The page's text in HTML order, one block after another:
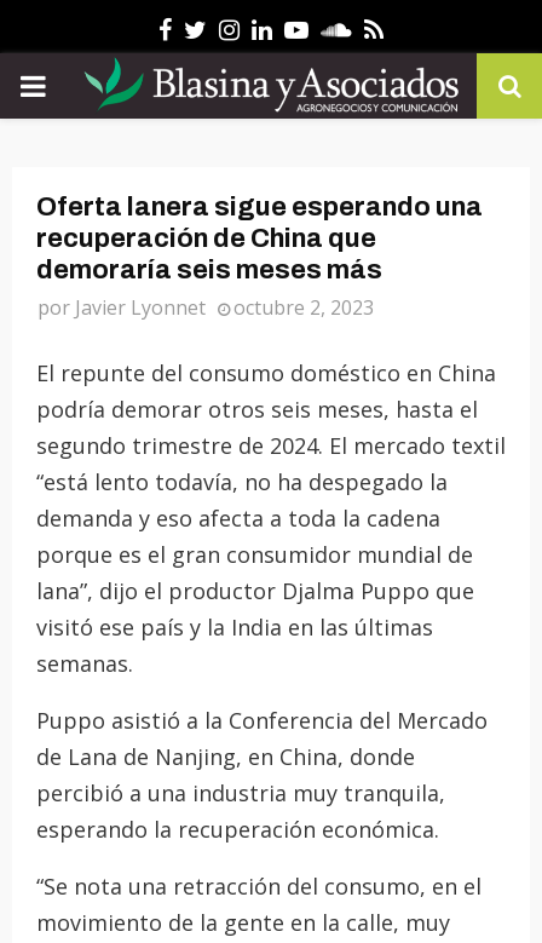
Facebook
Twitter
Instagram
Linkedin
YoutubeSoundcloud
Rss
PRIMARY
Oferta lanera sigue esperando una
recuperación de China que
demoraría seis meses más
por Javier Lyonnet octubre 2, 2023
El repunte del consumo doméstico en China
podría demorar otros seis meses, hasta el
segundo trimestre de 2024. El mercado textil
“está lento todavía, no ha despegado la
demanda y eso afecta a toda la cadena
porque es el gran consumidor mundial de
lana”, dijo el productor Djalma Puppo que
visitó ese país y la India en las últimas
semanas.
Puppo asistió a la Conferencia del Mercado
de Lana de Nanjing, en China, donde
percibió a una industria muy tranquila,
esperando la recuperación económica.
“Se nota una retracción del consumo, en el
movimiento de la gente en la calle, muy